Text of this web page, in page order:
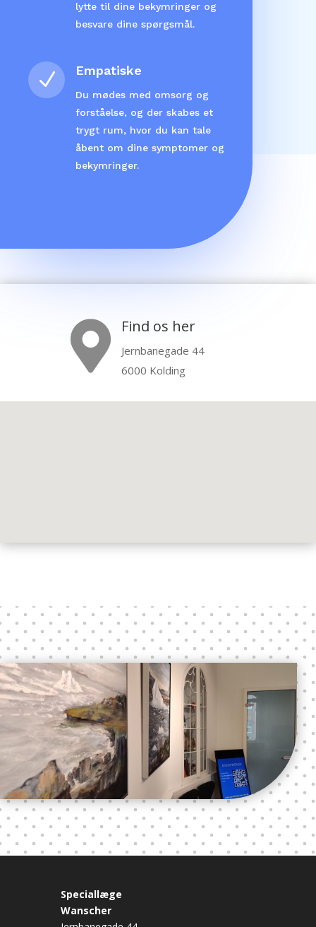
lytte til dine bekymringer og
besvare dine spørgsmål.
N Empatiske
Du mødes med omsorg og
forståelse, og der skabes et
trygt rum, hvor du kan tale
åbent om dine symptomer og
bekymringer.
 Find os her
Jernbanegade 44
6000 Kolding
Speciallæge
Wanscher